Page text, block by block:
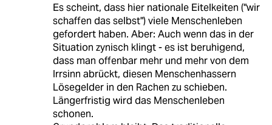
Es scheint, dass hier nationale Eitelkeiten ("wir
schaffen das selbst") viele Menschenleben
gefordert haben. Aber: Auch wenn das in der
Situation zynisch klingt - es ist beruhigend,
dass man offenbar mehr und mehr von dem
Irrsinn abrückt, diesen Menschenhassern
Lösegelder in den Rachen zu schieben.
Längerfristig wird das Menschenleben
schonen.